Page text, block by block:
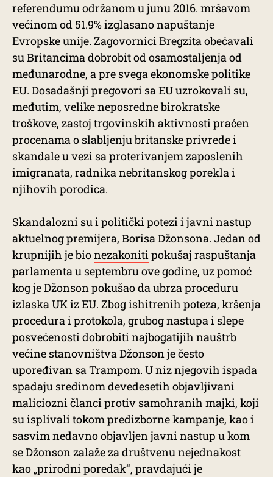
referendumu održanom u junu 2016. mršavom
većinom od 51.9% izglasano napuštanje
Evropske unije. Zagovornici Bregzita obećavali
su Britancima dobrobit od osamostaljenja od
međunarodne, a pre svega ekonomske politike
EU. Dosadašnji pregovori sa EU uzrokovali su,
međutim, velike neposredne birokratske
troškove, zastoj trgovinskih aktivnosti praćen
procenama o slabljenju britanske privrede i
skandale u vezi sa proterivanjem zaposlenih
imigranata, radnika nebritanskog porekla i
njihovih porodica.
Skandalozni su i politički potezi i javni nastup
aktuelnog premijera, Borisa Džonsona. Jedan od
krupnijih je bionezakonitipokušaj raspuštanja
parlamenta u septembru ove godine, uz pomoć
kog je Džonson pokušao da ubrza proceduru
izlaska UK iz EU. Zbog ishitrenih poteza, kršenja
procedura i protokola, grubog nastupa i slepe
posvećenosti dobrobiti najbogatijih nauštrb
većine stanovništva Džonson je često
upoređivan sa Trampom. U niz njegovih ispada
spadaju sredinom devedesetih objavljivani
maliciozni članci protiv samohranih majki, koji
su isplivali tokom predizborne kampanje, kao i
sasvim nedavno objavljen javni nastup u kom
se Džonson zalaže za društvenu nejednakost
kao „prirodni poredak“, pravdajući je